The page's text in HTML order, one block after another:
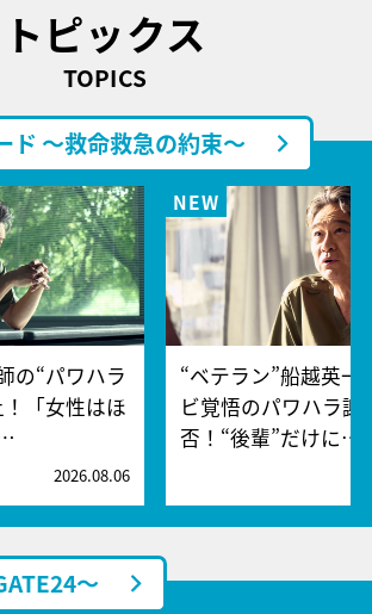
トピックス
TOPICS
ド ～救命救急の約束～
の“パワハラ
「女性はほ
2026.08.06
“ベテラン”船越英一
ビ覚悟のパワハラ謝
否！“後輩”だけに…
～